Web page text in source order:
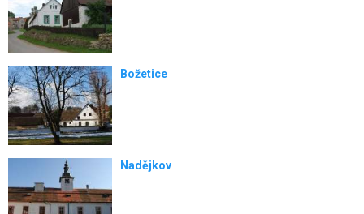
Božetice
Nadějkov